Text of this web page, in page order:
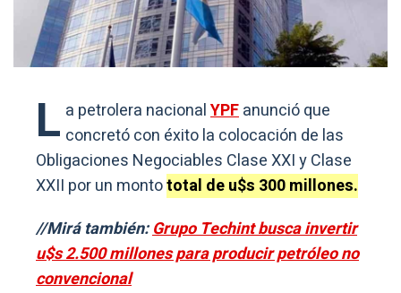
L a petrolera nacionalYPFanunció que
concretó con éxito la colocación de las
Obligaciones Negociables Clase XXI y Clase
XXII por un montototal de u$s 300 millones.
//Mirá también:Grupo Techint busca invertir
u$s 2.500 millones para producir petróleo no
convencional